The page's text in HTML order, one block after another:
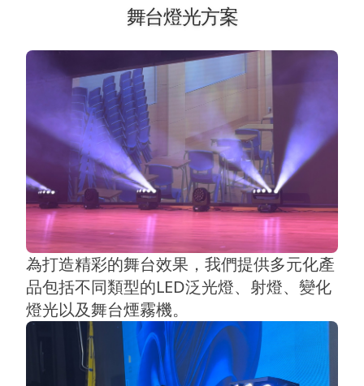
舞台燈光方案
為打造精彩的舞台效果，我們提供多元化產
品包括不同類型的LED泛光燈、射燈、變化
燈光以及舞台煙霧機。